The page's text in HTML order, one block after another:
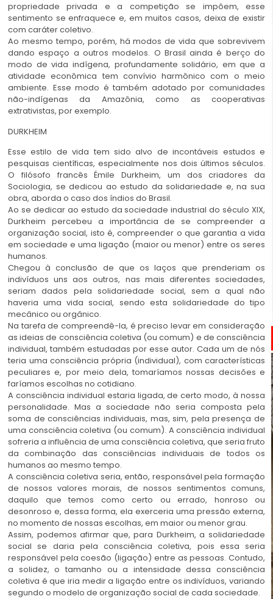
propriedade privada e a competição se impõem, esse
sentimento se enfraquece e, em muitos casos, deixa de existir
com caráter coletivo.
Ao mesmo tempo, porém, há modos de vida que sobrevivem
dando espaço a outros modelos. O Brasil ainda é berço do
modo de vida indígena, profundamente solidário, em que a
atividade econômica tem convívio harmônico com o meio
ambiente. Esse modo é também adotado por comunidades
não-indígenas da Amazônia, como as cooperativas
extrativistas, por exemplo.
DURKHEIM
Esse estilo de vida tem sido alvo de incontáveis estudos e
pesquisas científicas, especialmente nos dois últimos séculos.
O filósofo francês Émile Durkheim, um dos criadores da
Sociologia, se dedicou ao estudo da solidariedade e, na sua
obra, aborda o caso dos índios do Brasil.
Ao se dedicar ao estudo da sociedade industrial do século XIX,
Durkheim percebeu a importância de se compreender a
organização social, isto é, compreender o que garantia a vida
em sociedade e uma ligação (maior ou menor) entre os seres
humanos.
Chegou à conclusão de que os laços que prenderiam os
indivíduos uns aos outros, nas mais diferentes sociedades,
seriam dados pela solidariedade social, sem a qual não
haveria uma vida social, sendo esta solidariedade do tipo
mecânico ou orgânico.
Na tarefa de compreendê-la, é preciso levar em consideração
as ideias de consciência coletiva (ou comum) e de consciência
individual, também estudadas por esse autor. Cada um de nós
teria uma consciência própria (individual), com características
peculiares e, por meio dela, tomaríamos nossas decisões e
faríamos escolhas no cotidiano.
A consciência individual estaria ligada, de certo modo, à nossa
personalidade. Mas a sociedade não seria composta pela
soma de consciências individuais, mas, sim, pela presença de
uma consciência coletiva (ou comum). A consciência individual
sofreria a influência de uma consciência coletiva, que seria fruto
da combinação das consciências individuais de todos os
humanos ao mesmo tempo.
A consciência coletiva seria, então, responsável pela formação
de nossos valores morais, de nossos sentimentos comuns,
daquilo que temos como certo ou errado, honroso ou
desonroso e, dessa forma, ela exerceria uma pressão externa,
no momento de nossas escolhas, em maior ou menor grau.
Assim, podemos afirmar que, para Durkheim, a solidariedade
social se daria pela consciência coletiva, pois essa seria
responsável pela coesão (ligação) entre as pessoas. Contudo,
a solidez, o tamanho ou a intensidade dessa consciência
coletiva é que iria medir a ligação entre os indivíduos, variando
segundo o modelo de organização social de cada sociedade.